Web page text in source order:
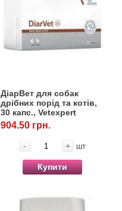
ДіарВет для собак
дрібних порід та котів,
30 капс., Vetexpert
904.50 грн.
- + шт
Купити